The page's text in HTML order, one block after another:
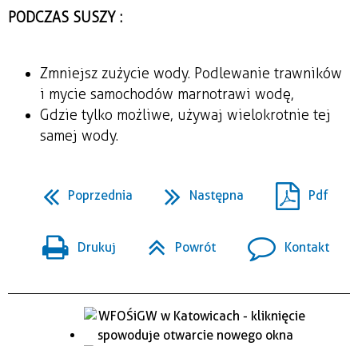
PODCZAS SUSZY :
Zmniejsz zużycie wody. Podlewanie trawników
i mycie samochodów marnotrawi wodę,
Gdzie tylko możliwe, używaj wielokrotnie tej
samej wody.
Poprzednia Następna Pdf
Drukuj Powrót Kontakt